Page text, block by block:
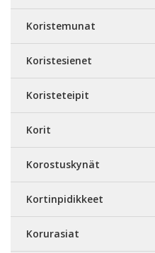
Koristemunat
Koristesienet
Koristeteipit
Korit
Korostuskynät
Kortinpidikkeet
Korurasiat